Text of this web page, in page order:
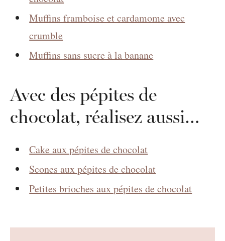
Muffins framboise et cardamome avec
crumble
Muffins sans sucre à la banane
Avec des pépites de
chocolat, réalisez aussi…
Cake aux pépites de chocolat
Scones aux pépites de chocolat
Petites brioches aux pépites de chocolat